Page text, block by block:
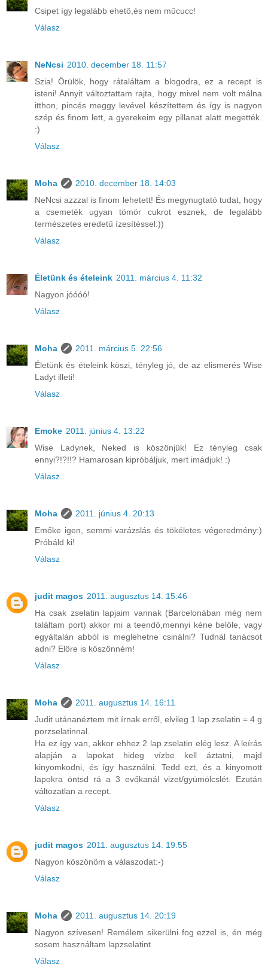
Csipet így legalább ehető,és nem műcucc!
Válasz
NeNcsi 2010. december 18. 11:57
Szia! Örülök, hogy rátaláltam a blogodra, ez a recept is
isteni! Annyit változtattam rajta, hogy mivel nem volt málna
itthon, pincés meggy levével készítettem és így is nagyon
szép és finom lett, a gyerekeim egy pillanat alatt megették.
:)
Válasz
Moha
2010. december 18. 14:03
NeNcsi azzzal is finom lehetett! És megynugtató tudat, hogy
a csemeték ugyan tömör cukrot esznek, de legalább
természetes eredetű ízesítéssel:))
Válasz
Életünk és ételeink 2011. március 4. 11:32
Nagyon jóóóó!
Válasz
Moha
2011. március 5. 22:56
Életünk és ételeink köszi, tényleg jó, de az elismerés Wise
Ladyt illeti!
Válasz
Emoke 2011. június 4. 13:22
Wise Ladynek, Neked is köszönjük! Ez tényleg csak
ennyi?!?!!? Hamarosan kipróbáljuk, mert imádjuk! :)
Válasz
Moha
2011. június 4. 20:13
Emőke igen, semmi varázslás és tökéletes végeredmény:)
Próbáld ki!
Válasz
judit magos 2011. augusztus 14. 15:46
Ha csak zselatin lapjaim vannak (Barcelonában még nem
találtam port) akkor mi a teendö,mennyi kéne belöle, vagy
egyáltalán abból is meglehetne csinálni? Tudnál tanácsot
adni? Elöre is köszönném!
Válasz
Moha
2011. augusztus 14. 16:11
Judit utánanéztem mit írnak erről, elvileg 1 lap zselatin = 4 g
porzselatinnal.
Ha ez így van, akkor ehhez 2 lap zselatin elég lesz. A leírás
alapján a lapokat hideg vízbe kell áztatni, majd
kinyomkodni, és így használni. Tedd ezt, és a kinyomott
lapokra öntsd rá a 3 evőkanál vizet/gyümölcslét. Ezután
változatlan a recept.
Válasz
judit magos 2011. augusztus 14. 19:55
Nagyon köszönöm a válaszodat:-)
Válasz
Moha
2011. augusztus 14. 20:19
Nagyon szívesen! Remélem sikerülni fog ezzel is, én még
sosem használtam lapzselatint.
Válasz